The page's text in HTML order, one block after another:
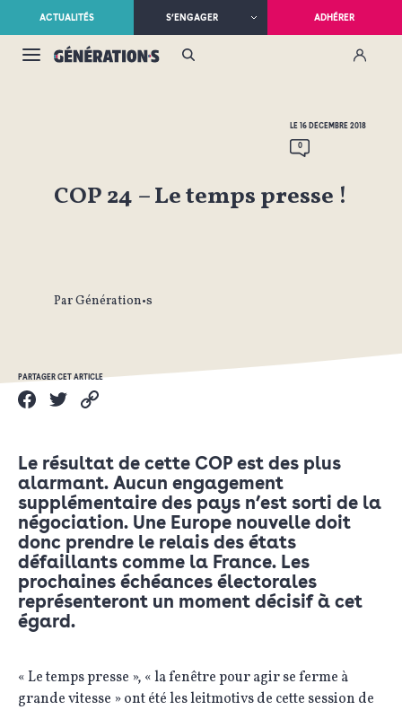
ACTUALITÉS S’ENGAGER ADHÉRER
LE 16 DÉCEMBRE 2018
0
COP 24 – Le temps presse !
Par Génération•s
PARTAGER CET ARTICLE
Le résultat de cette COP est des plus
alarmant. Aucun engagement
supplémentaire des pays n’est sorti de la
négociation. Une Europe nouvelle doit
donc prendre le relais des états
défaillants comme la France. Les
prochaines échéances électorales
représenteront un moment décisif à cet
égard.
« Le temps presse », « la fenêtre pour agir se ferme à
grande vitesse » ont été les leitmotivs de cette session de